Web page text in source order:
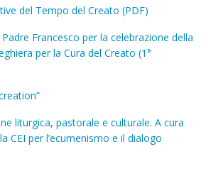
del Tempo del Creato (PDF)
Francesco per la celebrazione della
per la Cura del Creato (1°
liturgica, pastorale e culturale. A cura
CEI per l’ecumenismo e il dialogo